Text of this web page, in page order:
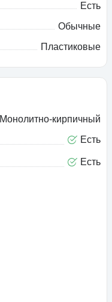
Есть
Обычные
Пластиковые
Монолитно-кирпичный
Есть
Есть